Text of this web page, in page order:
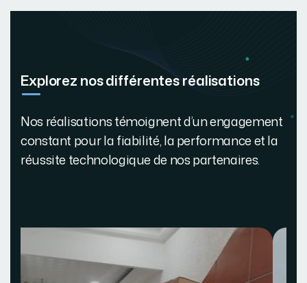
Explorez nos différentes réalisations
Nos réalisations témoignent d’un engagement
constant pour la fiabilité, la performance et la
réussite technologique de nos partenaires.